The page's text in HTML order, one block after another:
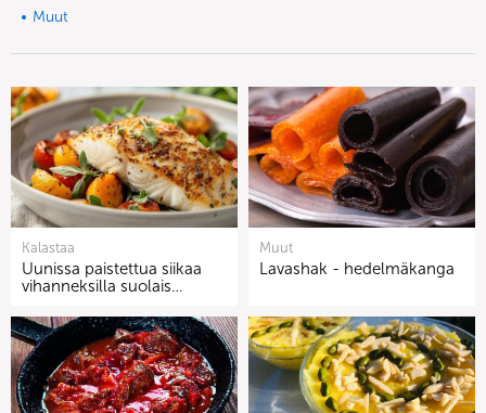
Muut
Kalastaa
Uunissa paistettua siikaa
vihanneksilla suolais…
Muut
Lavashak - hedelmäkanga